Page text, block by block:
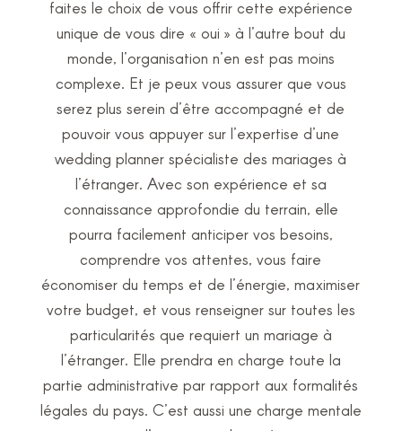
faites le choix de vous offrir cette expérience
unique de vous dire « oui » à l’autre bout du
monde, l’organisation n’en est pas moins
complexe. Et je peux vous assurer que vous
serez plus serein d’être accompagné et de
pouvoir vous appuyer sur l’expertise d’une
wedding planner spécialiste des mariages à
l’étranger. Avec son expérience et sa
connaissance approfondie du terrain, elle
pourra facilement anticiper vos besoins,
comprendre vos attentes, vous faire
économiser du temps et de l’énergie, maximiser
votre budget, et vous renseigner sur toutes les
particularités que requiert un mariage à
l’étranger. Elle prendra en charge toute la
partie administrative par rapport aux formalités
légales du pays. C’est aussi une charge mentale